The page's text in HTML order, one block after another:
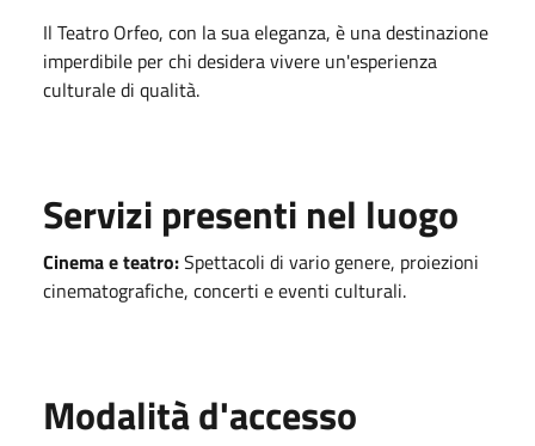
Il Teatro Orfeo, con la sua eleganza, è una destinazione
imperdibile per chi desidera vivere un'esperienza
culturale di qualità.
Servizi presenti nel luogo
Cinema e teatro:Spettacoli di vario genere, proiezioni
cinematografiche, concerti e eventi culturali.
Modalità d'accesso